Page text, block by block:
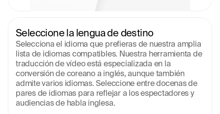
Seleccione la lengua de destino
Selecciona el idioma que prefieras de nuestra amplia
lista de idiomas compatibles. Nuestra herramienta de
traducción de vídeo está especializada en la
conversión de coreano a inglés, aunque también
admite varios idiomas. Seleccione entre docenas de
pares de idiomas para reflejar a los espectadores y
audiencias de habla inglesa.